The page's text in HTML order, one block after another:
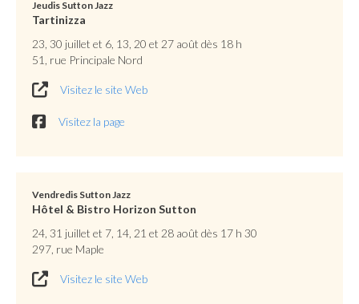
Jeudis Sutton Jazz
Tartinizza
23, 30 juillet et 6, 13, 20 et 27 août dès 18 h
51, rue Principale Nord
Visitez le site Web
Visitez la page
Vendredis Sutton Jazz
Hôtel & Bistro Horizon Sutton
24, 31 juillet et 7, 14, 21 et 28 août dès 17 h 30
297, rue Maple
Visitez le site Web